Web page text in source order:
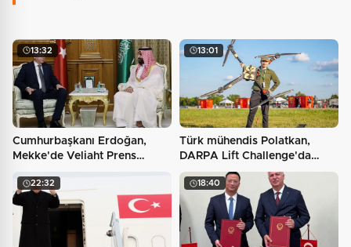
14:17
Türkiye, Suudi Arabistan ve Pakistan arasında ortak
savunma anlaşması imzalandı
13:32
Cumhurbaşkanı Erdoğan,
Mekke'de Veliaht Prens
görüştü
13:01
Türk mühendis Polatkan,
DARPA Lift Challenge'da
finale kaldı
22:32 18:40